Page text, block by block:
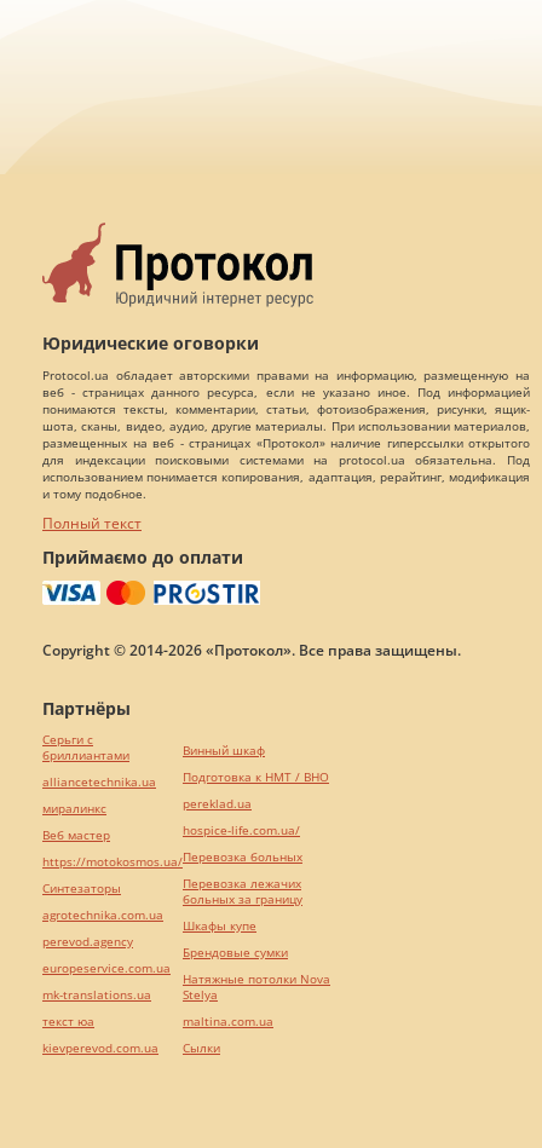
Юридические оговорки
Protocol.ua обладает авторскими правами на информацию, размещенную на
веб - страницах данного ресурса, если не указано иное. Под информацией
понимаются тексты, комментарии, статьи, фотоизображения, рисунки, ящик-
шота, сканы, видео, аудио, другие материалы. При использовании материалов,
размещенных на веб - страницах «Протокол» наличие гиперссылки открытого
для индексации поисковыми системами на protocol.ua обязательна. Под
использованием понимается копирования, адаптация, рерайтинг, модификация
и тому подобное.
Полный текст
Приймаємо до оплати
Copyright © 2014-2026 «Протокол». Все права защищены.
Партнёры
Серьги с
бриллиантами
alliancetechnika.ua
миралинкс
Веб мастер
https://motokosmos.ua/
Синтезаторы
agrotechnika.com.ua
perevod.agency
europeservice.com.ua
mk-translations.ua
текст юа
kievperevod.com.ua
Винный шкаф
Подготовка к НМТ / ВНО
pereklad.ua
hospice-life.com.ua/
Перевозка больных
Перевозка лежачих
больных за границу
Шкафы купе
Брендовые сумки
Натяжные потолки Nova
Stelya
maltina.com.ua
Cылки